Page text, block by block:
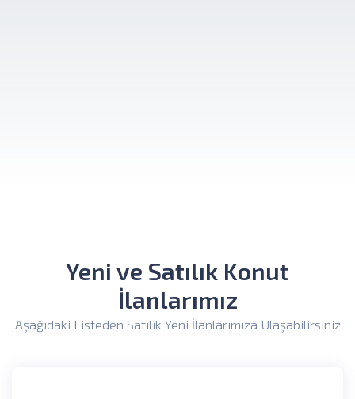
Yeni ve Satılık Konut
İlanlarımız
Aşağıdaki Listeden Satılık Yeni İlanlarımıza Ulaşabilirsiniz